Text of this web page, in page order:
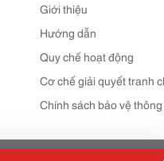
Giới thiệu
Hướng dẫn
Quy chế hoạt động
Cơ chế giải quyết tranh
Chính sách bảo vệ